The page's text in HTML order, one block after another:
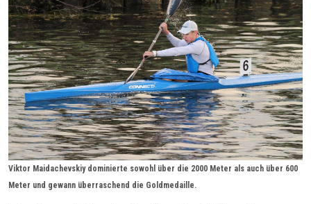
Viktor Maidachevskiy dominierte sowohl über die 2000 Meter als auch über 600
Meter und gewann überraschend die Goldmedaille.